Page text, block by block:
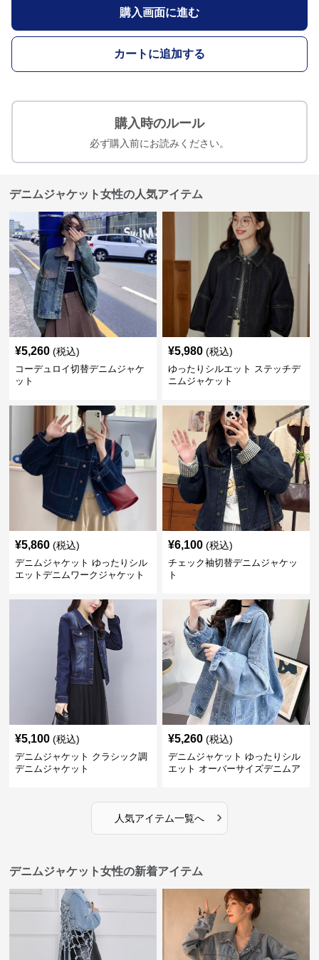
購入画面に進む
カートに追加する
購入時のルール
必ず購入前にお読みください。
デニムジャケット女性の人気アイテム
¥5,260 (税込)
コーデュロイ切替デニムジャケ
ット
¥5,980 (税込)
ゆったりシルエット ステッチデ
ニムジャケット
¥5,860 (税込)
デニムジャケット ゆったりシル
エットデニムワークジャケット
¥6,100 (税込)
チェック袖切替デニムジャケッ
ト
¥5,100 (税込)
デニムジャケット クラシック調
デニムジャケット
¥5,260 (税込)
デニムジャケット ゆったりシル
エット オーバーサイズデニムア
人気アイテム一覧へ ›
デニムジャケット女性の新着アイテム